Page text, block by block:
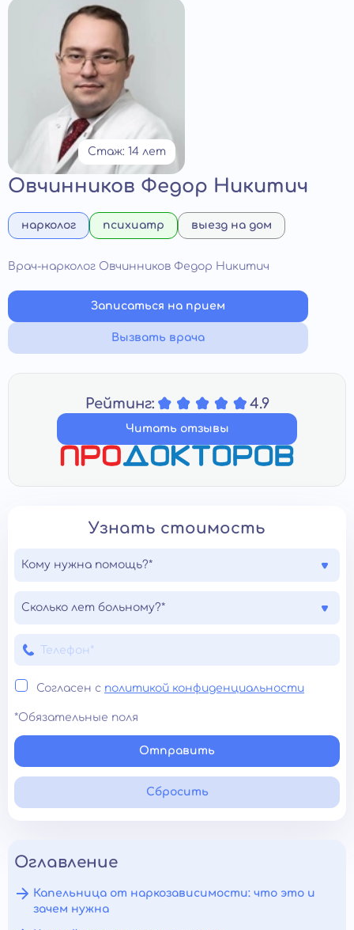
Стаж: 14 лет
Овчинников Федор Никитич
нарколог психиатр выезд на дом
Врач-нарколог Овчинников Федор Никитич
Записаться на прием
Вызвать врача
Рейтинг: 4.9
Читать отзывы
Узнать стоимость
Кому нужна помощь?*
Сколько лет больному?*
Согласен с политикой конфиденциальности
*Обязательные поля
Отправить
Сбросить
Оглавление
Капельница от наркозависимости: что это и
зачем нужна